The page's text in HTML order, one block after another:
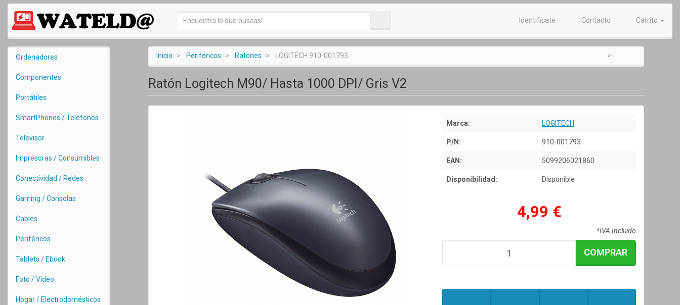
Identifícate Contacto Carrito
Ordenadores
Componentes
Portátiles
SmartPhones / Teléfonos
Televisor
Impresoras / Consumibles
Conectividad / Redes
Gaming / Consolas
Cables
Periféricos
Tablets / Ebook
Foto / Video
Hogar / Electrodomésticos
Inicio Periféricos Ratones LOGITECH 910-001793
Ratón Logitech M90/ Hasta 1000 DPI/ Gris V2
Marca: LOGITECH
P/N: 910-001793
EAN: 5099206021860
Disponibilidad: Disponible
4,99 €
*IVA Incluido
COMPRAR